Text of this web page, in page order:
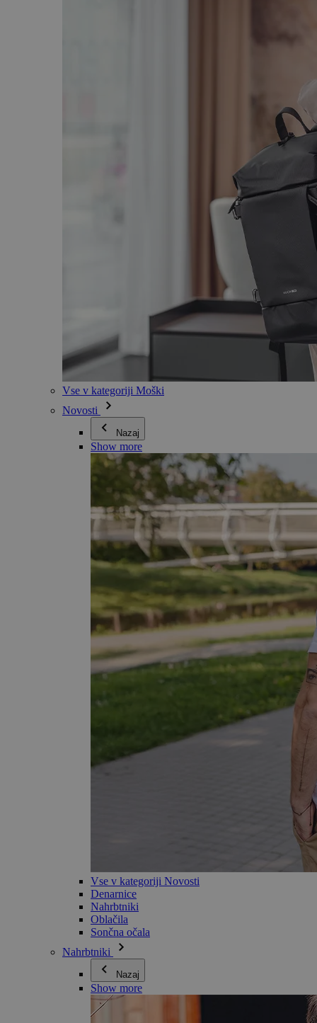
Vse v kategoriji Moški
Novosti
Nazaj
Show more
Vse v kategoriji Novosti
Denarnice
Nahrbtniki
Oblačila
Sončna očala
Nahrbtniki
Nazaj
Show more